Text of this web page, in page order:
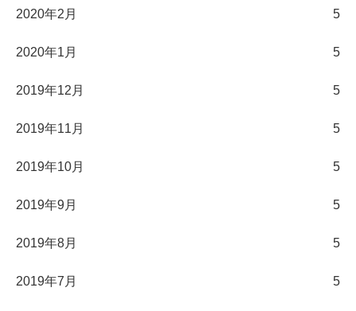
2020年2月 5
2020年1月 5
2019年12月 5
2019年11月 5
2019年10月 5
2019年9月 5
2019年8月 5
2019年7月 5